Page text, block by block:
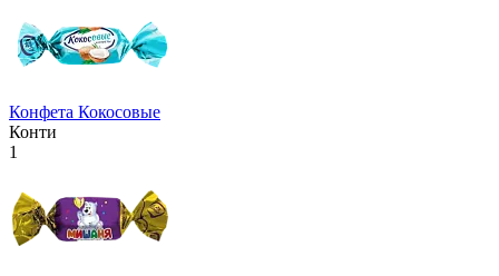
Конфета Кокосовые
Конти
1